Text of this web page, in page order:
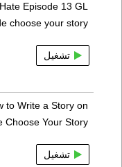
Episode 13 GL
choose your story
تشغيل
to Write a Story on
Choose Your Story
تشغيل